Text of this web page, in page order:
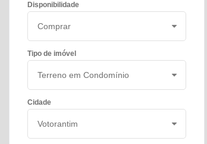
Disponibilidade
Tipo de imóvel
Cidade